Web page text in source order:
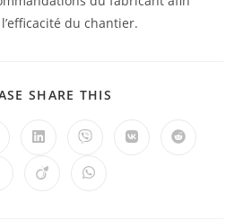
du chantier.
SHARE THIS